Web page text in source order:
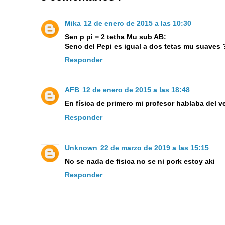
Mika 12 de enero de 2015 a las 10:30
Sen p pi = 2 tetha Mu sub AB:
Seno del Pepi es igual a dos tetas mu suaves
Responder
AFB 12 de enero de 2015 a las 18:48
En física de primero mi profesor hablaba del
Responder
Unknown 22 de marzo de 2019 a las 15:15
No se nada de fisica no se ni pork estoy aki
Responder